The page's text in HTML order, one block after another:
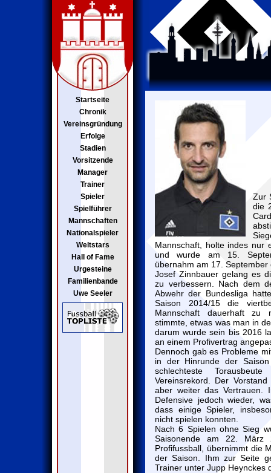
Startseite
Chronik
Vereinsgründung
Erfolge
Stadien
Vorsitzende
Manager
Trainer
Spieler
Spielführer
Mannschaften
Nationalspieler
Weltstars
Hall of Fame
Urgesteine
Familienbande
Uwe Seeler
Zur
die
Mannschaft, holte indes nur
und wurde am 15.
übernahm am 17.
Josef Zinnbauer gelang es
zu verbessern. Nach dem
Abwehr der Bundesliga
Saison 2014/15 die
Mannschaft dauerhaft zu
stimmte, etwas was man in
darum wurde sein bis 2016
an einem Profivertrag
Dennoch gab es Probleme
in der Hinrunde der
schlechteste
Vereinsrekord. Der
aber weiter das Vertrauen.
Defensive jedoch wieder,
dass einige Spieler,
nicht spielen konnten.
Nach 6 Spielen ohne Sieg
Saisonende am 22. März
Profifussball, übernimmt die
der Saison. Ihm zur Seite
Trainer unter Jupp Heynckes